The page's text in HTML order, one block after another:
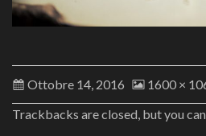
Ottobre 14, 2016 1600 ×
Trackbacks are closed, but you can